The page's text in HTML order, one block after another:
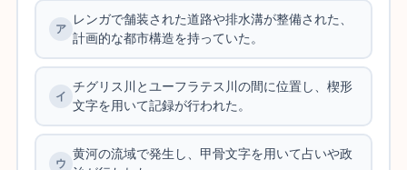
レンガで舗装された道路や排水溝が整備された、
計画的な都市構造を持っていた。
チグリス川とユーフラテス川の間に位置し、楔形
文字を用いて記録が行われた。
黄河の流域で発生し、甲骨文字を用いて占いや政